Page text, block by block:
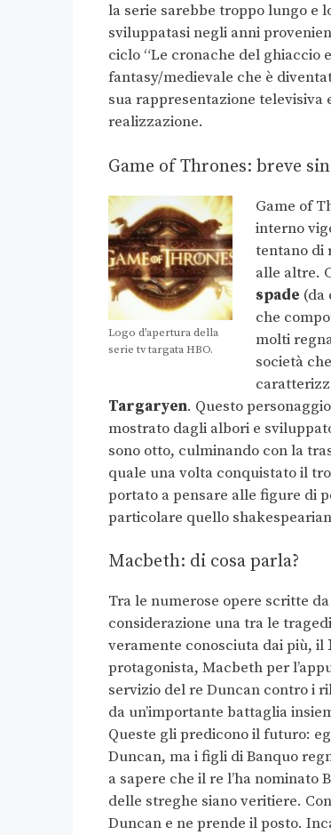
la serie sarebbe troppo lungo e
sviluppatasi negli anni
ciclo “Le cronache del ghiaccio
fantasy/medievale che è
sua rappresentazione televisiva
realizzazione.
Game of Thrones: breve
Logo d’apertura della
serie tv targata HBO.
Game of
interno
tentano di
alle altre.
spade (da
che
molti
società
Targaryen. Questo
mostrato dagli albori e
sono otto, culminando con la
quale una volta conquistato il
portato a pensare alle figure di
particolare quello
Macbeth: di cosa parla?
Tra le numerose opere scritte da
considerazione una tra le
veramente conosciuta dai più, il
protagonista, Macbeth per
servizio del re Duncan contro i
da un’importante battaglia
Queste gli predicono il futuro:
Duncan, ma i figli di Banquo
a sapere che il re l’ha nominato
delle streghe siano veritiere.
Duncan e ne prende il posto.